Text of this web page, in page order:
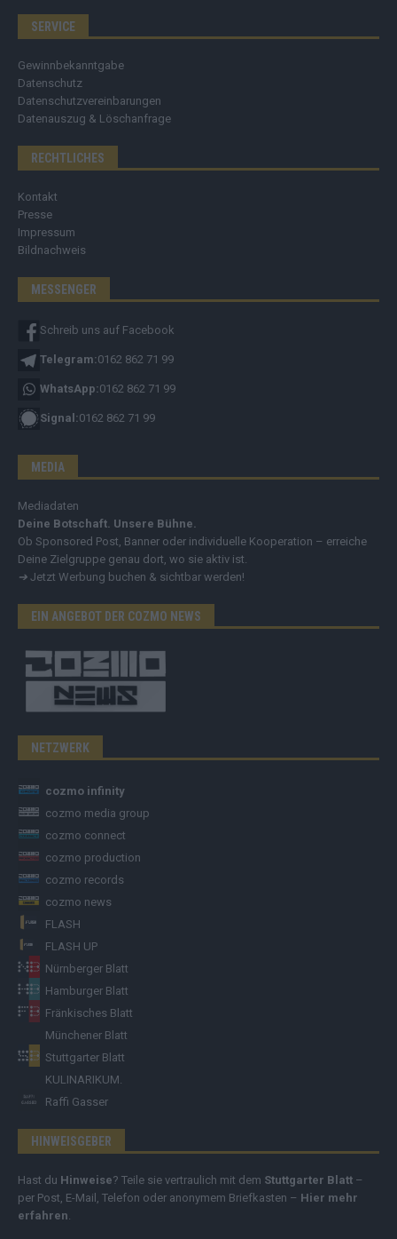
SERVICE
Gewinnbekanntgabe
Datenschutz
Datenschutzvereinbarungen
Datenauszug & Löschanfrage
RECHTLICHES
Kontakt
Presse
Impressum
Bildnachweis
MESSENGER
Schreib uns auf Facebook
Telegram:0162 862 71 99
WhatsApp:0162 862 71 99
Signal:0162 862 71 99
MEDIA
Mediadaten
Deine Botschaft. Unsere Bühne.
Ob Sponsored Post, Banner oder individuelle Kooperation – erreiche
Deine Zielgruppe genau dort, wo sie aktiv ist.
➔ Jetzt Werbung buchen & sichtbar werden!
EIN ANGEBOT DER COZMO NEWS
NETZWERK
cozmo infinity
cozmo media group
cozmo connect
cozmo production
cozmo records
cozmo news
FLASH
FLASH UP
Nürnberger Blatt
Hamburger Blatt
Fränkisches Blatt
Münchener Blatt
Stuttgarter Blatt
KULINARIKUM.
Raffi Gasser
HINWEISGEBER
Hast du Hinweise? Teile sie vertraulich mit dem Stuttgarter Blatt –
per Post, E-Mail, Telefon oder anonymem Briefkasten – Hier mehr
erfahren.